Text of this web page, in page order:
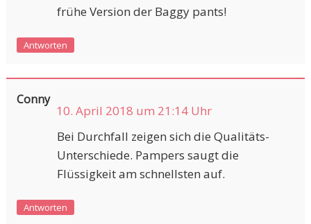
frühe Version der Baggy pants!
Antworten
Conny
10. April 2018 um 21:14 Uhr
Bei Durchfall zeigen sich die Qualitäts-
Unterschiede. Pampers saugt die
Flüssigkeit am schnellsten auf.
Antworten